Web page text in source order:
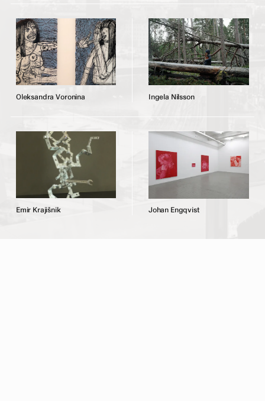
Oleksandra Voronina Ingela Nilsson
Emir Krajišnik Johan Engqvist